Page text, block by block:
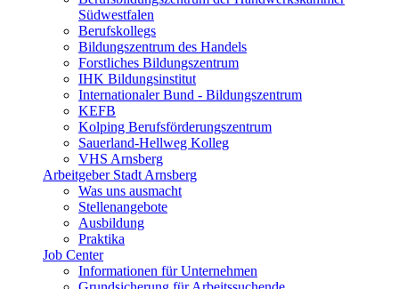
Südwestfalen
Berufskollegs
Bildungszentrum des Handels
Forstliches Bildungszentrum
IHK Bildungsinstitut
Internationaler Bund - Bildungszentrum
KEFB
Kolping Berufsförderungszentrum
Sauerland-Hellweg Kolleg
VHS Arnsberg
Arbeitgeber Stadt Arnsberg
Was uns ausmacht
Stellenangebote
Ausbildung
Praktika
Job Center
Informationen für Unternehmen